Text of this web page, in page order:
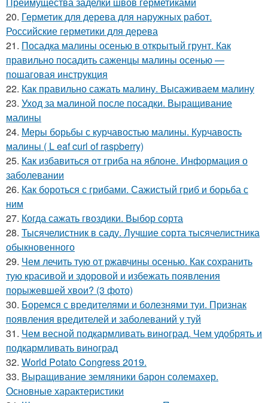
20. Герметик для дерева для наружных работ.
Российские герметики для дерева
21. Посадка малины осенью в открытый грунт. Как
правильно посадить саженцы малины осенью —
пошаговая инструкция
22. Как правильно сажать малину. Высаживаем малину
23. Уход за малиной после посадки. Выращивание
малины
24. Меры борьбы с курчавостью малины. Курчавость
малины ( L eaf curl of raspberry)
25. Как избавиться от гриба на яблоне. Информация о
заболевании
26. Как бороться с грибами. Сажистый гриб и борьба с
ним
27. Когда сажать гвоздики. Выбор сорта
28. Тысячелистник в саду. Лучшие сорта тысячелистника
обыкновенного
29. Чем лечить тую от ржавчины осенью. Как сохранить
тую красивой и здоровой и избежать появления
порыжевшей хвои? (3 фото)
30. Боремся с вредителями и болезнями туи. Признак
появления вредителей и заболеваний у туй
31. Чем весной подкармливать виноград. Чем удобрять и
подкармливать виноград
32. World Potato Congress 2019.
33. Выращивание земляники барон солемахер.
Основные характеристики